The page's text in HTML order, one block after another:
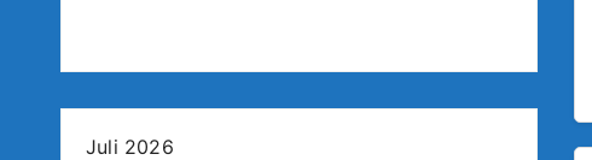
Juli 2026